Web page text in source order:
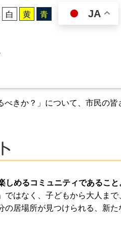
マガジン
報紙アリオスペーパー
ールスケジュール
JA
べきか？」について、市民の
めるコミュニティであること
ではなく、子どもから大人ま
の居場所が見つけられる、新